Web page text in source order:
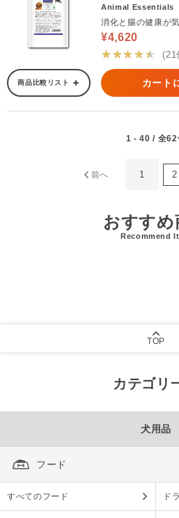
Animal Essentials
消化と腸の健康が
¥4,620
★★★★★
(21
商品比較リスト カート
1 - 40 / 全62
前へ 1 2
おすすめ
Recommend
TOP
カテゴリ
犬用品
フード
すべてのフード ド